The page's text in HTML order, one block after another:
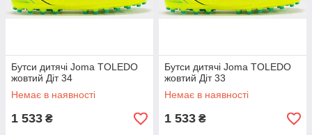
Бутси дитячі Joma TOLEDO
жовтий Діт 34
Немає в наявності
1 533 ₴
Бутси дитячі Joma TOLEDO
жовтий Діт 33
Немає в наявності
1 533 ₴